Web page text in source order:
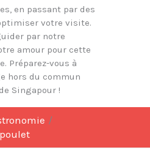
en passant par des
votre visite.
par notre
amour pour cette
Préparez-vous à
hors du commun
Singapour !